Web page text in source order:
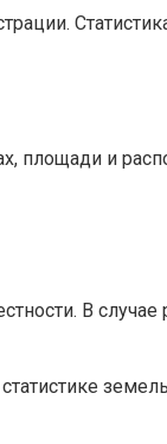
и
В